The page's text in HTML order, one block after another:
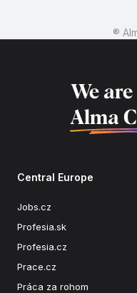
®
We
Alma
Central Europe
Jobs.cz
Profesia.sk
Profesia.cz
Prace.cz
Práca za rohom